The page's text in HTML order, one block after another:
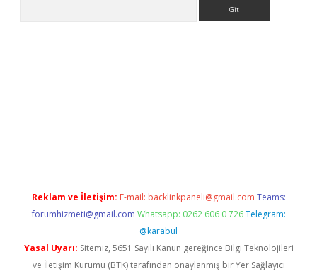
Reklam ve İletişim: E-mail: backlinkpaneli@gmail.com Teams:
forumhizmeti@gmail.com Whatsapp: 0262 606 0 726 Telegram:
@karabul
Yasal Uyarı: Sitemiz, 5651 Sayılı Kanun gereğince Bilgi Teknolojileri
ve İletişim Kurumu (BTK) tarafından onaylanmış bir Yer Sağlayıcı